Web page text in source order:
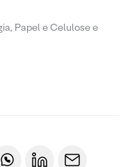
Papel e Celulose e